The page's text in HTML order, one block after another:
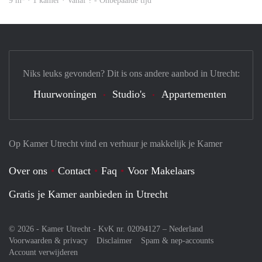
Op Kamer Utrecht vind en verhuur je makkelijk je Kamer
Over ons Contact Faq
Voor Makelaars
Gratis je Kamer aanbieden in Utrecht
© 2026 - Kamer Utrecht - KvK nr. 02094127 – Nederland
Voorwaarden & privacy
Disclaimer
Spam & nep-accounts
Account verwijderen
Niks leuks gevonden? Dit is ons andere aanbod in Utrecht:
Huurwoningen Studio's Appartementen